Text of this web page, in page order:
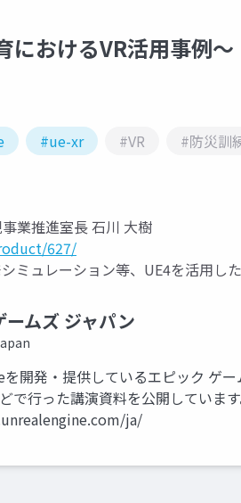
おけるVR活用事例〜
#ue-xr #VR #防災訓
業推進室長 石川 大樹
627/
ミュレーション等、UE4を活用し
ームズ ジャパン
開発・提供しているエピック ゲ
で行った講演資料を公開していま
ja/